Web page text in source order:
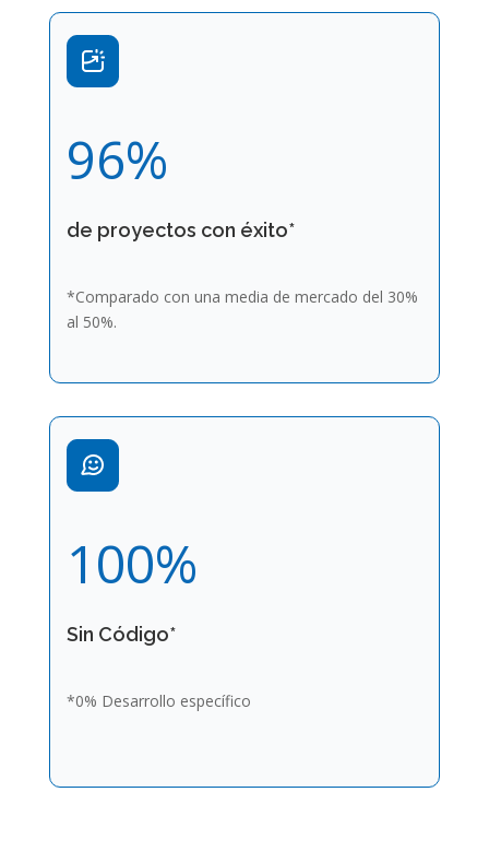
96%
de proyectos con éxito*
*Comparado con una media de mercado del 30%
al 50%.
100%
Sin Código*
*0% Desarrollo específico